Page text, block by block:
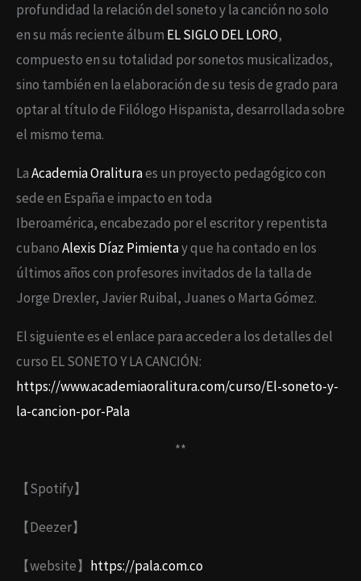
profundidad la relación del soneto y la canción no solo
en su más reciente álbum EL SIGLO DEL LORO,
compuesto en su totalidad por sonetos musicalizados,
sino también en la elaboración de su tesis de grado para
optar al título de Filólogo Hispanista, desarrollada sobre
el mismo tema.
LaAcademia Oralituraes un proyecto pedagógico con
sede en España e impacto en toda
Iberoamérica, encabezado por el escritor y repentista
cubanoAlexis Díaz Pimientay que ha contado en los
últimos años con profesores invitados de la talla de
Jorge Drexler, Javier Ruibal, Juanes o Marta Gómez.
El siguiente es el enlace para acceder a los detalles del
curso EL SONETO Y LA CANCIÓN:
https://www.academiaoralitura.com/curso/El-soneto-y-
la-cancion-por-Pala
**
【Spotify】
【Deezer】​
【website】 https://pala.com.co